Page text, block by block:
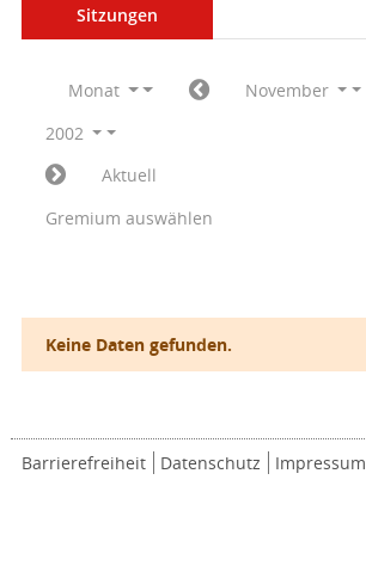
Sitzungen
Monat
November
2002
Aktuell
Gremium auswählen
Keine Daten gefunden.
Barrierefreiheit Datenschutz Impressum